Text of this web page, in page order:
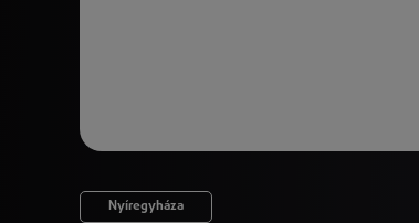
Nyíregyháza